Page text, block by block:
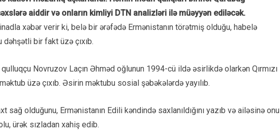
aiddir və onların kimliyi DTN analizləri ilə müəyyən ediləcək.
xəbər verir ki, belə bir ərəfədə Ermənistanın törətmiş olduğu, habelə
bir fakt üzə çıxıb.
Novruzov Laçın Əhməd oğlunun 1994-cü ildə əsirlikdə olarkən Qırmızı
üzə çıxıb. Əsirin məktubu sosial şəbəkələrdə yayılıb.
sağ olduğunu, Ermənistanın Edili kəndində saxlanıldığını yazıb və ailəsinə onu
ürək sızladan xahiş edib.